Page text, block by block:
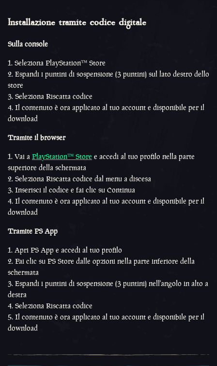
Installazione tramite codice digitale
Sulla console
Seleziona PlayStation™ Store
Espandi i puntini di sospensione (3 puntini) sul lato destro dello
store
Seleziona Riscatta codice
Il contenuto è ora applicato al tuo account e disponibile per il
download
Tramite il browser
Vai a PlayStation™ Store e accedi al tuo profilo nella parte
superiore della schermata
Seleziona Riscatta codice dal menu a discesa
Inserisci il codice e fai clic su Continua
Il contenuto è ora applicato al tuo account e disponibile per il
download
Tramite PS App
Apri PS App e accedi al tuo profilo
Fai clic su PS Store dalle opzioni nella parte inferiore della
schermata
Espandi i puntini di sospensione (3 puntini) nell'angolo in alto a
destra
Seleziona Riscatta codice
Il contenuto è ora applicato al tuo account e disponibile per il
download